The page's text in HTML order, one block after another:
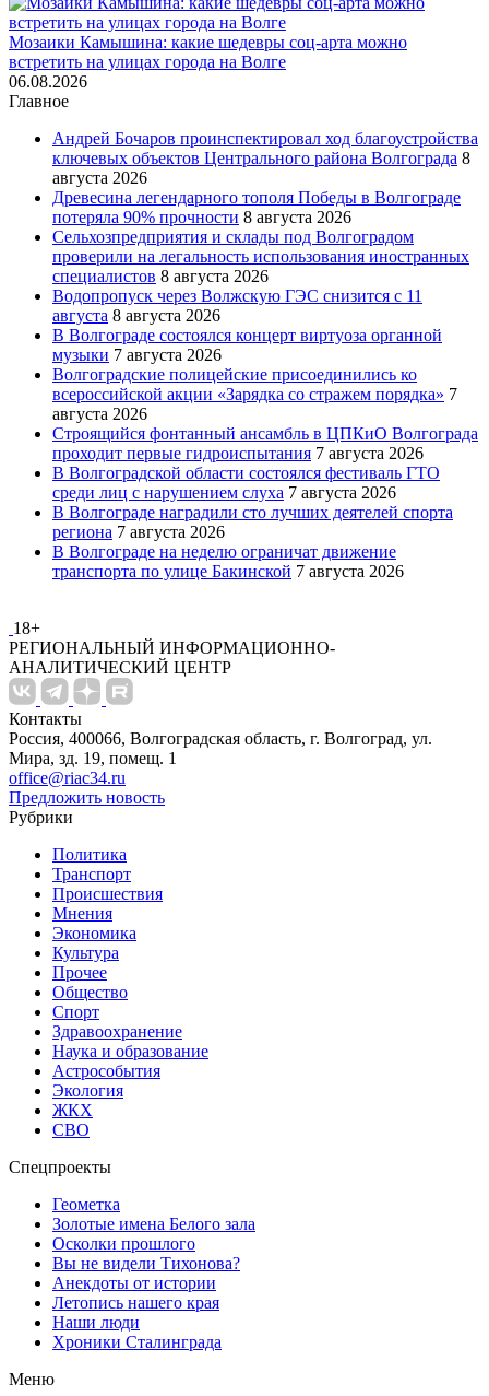
Мозаики Камышина: какие шедевры соц-арта можно
встретить на улицах города на Волге
06.08.2026
Главное
Андрей Бочаров проинспектировал ход благоустройства
ключевых объектов Центрального района Волгограда 8
августа 2026
Древесина легендарного тополя Победы в Волгограде
потеряла 90% прочности 8 августа 2026
Сельхозпредприятия и склады под Волгоградом
проверили на легальность использования иностранных
специалистов 8 августа 2026
Водопропуск через Волжскую ГЭС снизится с 11
августа 8 августа 2026
В Волгограде состоялся концерт виртуоза органной
музыки 7 августа 2026
Волгоградские полицейские присоединились ко
всероссийской акции «Зарядка со стражем порядка» 7
августа 2026
Строящийся фонтанный ансамбль в ЦПКиО Волгограда
проходит первые гидроиспытания 7 августа 2026
В Волгоградской области состоялся фестиваль ГТО
среди лиц с нарушением слуха 7 августа 2026
В Волгограде наградили сто лучших деятелей спорта
региона 7 августа 2026
В Волгограде на неделю ограничат движение
транспорта по улице Бакинской 7 августа 2026
18+
РЕГИОНАЛЬНЫЙ ИНФОРМАЦИОННО-
АНАЛИТИЧЕСКИЙ ЦЕНТР
Контакты
Россия, 400066, Волгоградская область, г. Волгоград, ул.
Мира, зд. 19, помещ. 1
office@riac34.ru
Предложить новость
Рубрики
Политика
Транспорт
Происшествия
Мнения
Экономика
Культура
Прочее
Общество
Спорт
Здравоохранение
Наука и образование
Астрособытия
Экология
ЖКХ
СВО
Спецпроекты
Геометка
Золотые имена Белого зала
Осколки прошлого
Вы не видели Тихонова?
Анекдоты от истории
Летопись нашего края
Наши люди
Хроники Сталинграда
Меню